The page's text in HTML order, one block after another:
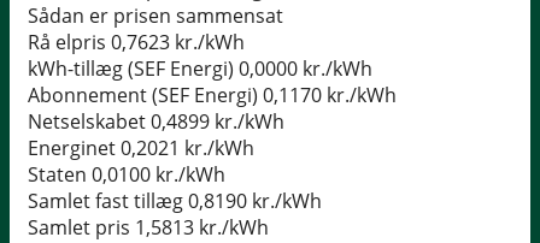
Sådan er prisen sammensat
Rå elpris 0,7623 kr./kWh
kWh-tillæg (SEF Energi) 0,0000 kr./kWh
Abonnement (SEF Energi) 0,1170 kr./kWh
Netselskabet0,4899 kr./kWh
Energinet0,2021 kr./kWh
Staten 0,0100 kr./kWh
Samlet fast tillæg0,8190 kr./kWh
Samlet pris 1,5813 kr./kWh